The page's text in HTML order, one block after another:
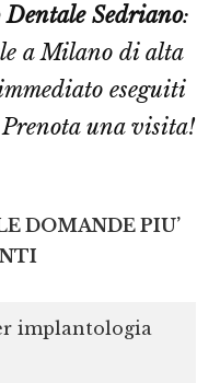
Sedriano:
a Milano di alta
eseguiti
una visita!
DOMANDE PIU’
implantologia